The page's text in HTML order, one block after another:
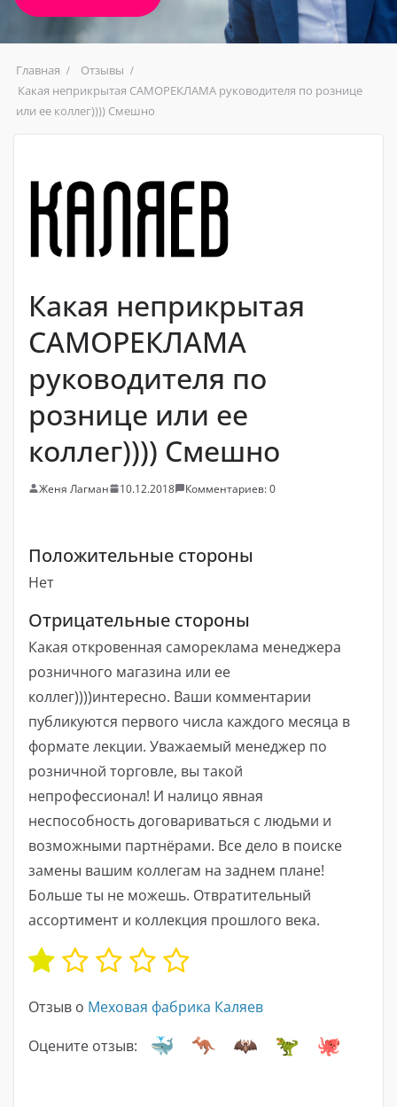
Главная
Отзывы
Какая неприкрытая САМОРЕКЛАМА руководителя по рознице
или ее коллег)))) Смешно
Какая неприкрытая
САМОРЕКЛАМА
руководителя по
рознице или ее
коллег)))) Смешно
Женя Лагман 10.12.2018 Комментариев: 0
Положительные стороны
Нет
Отрицательные стороны
Какая откровенная самореклама менеджера
розничного магазина или ее
коллег))))интересно. Ваши комментарии
публикуются первого числа каждого месяца в
формате лекции. Уважаемый менеджер по
розничной торговле, вы такой
непрофессионал! И налицо явная
неспособность договариваться с людьми и
возможными партнёрами. Все дело в поиске
замены вашим коллегам на заднем плане!
Больше ты не можешь. Отвратительный
ассортимент и коллекция прошлого века.
Отзыв о Меховая фабрика Каляев
Оцените отзыв: